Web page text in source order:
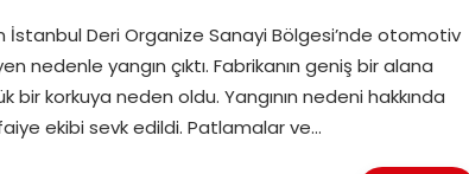
İstanbul Deri Organize Sanayi Bölgesi’nde otomotiv
yangın çıktı. Fabrikanın geniş bir alana
korkuya neden oldu. Yangının nedeni hakkında
ekibi sevk edildi. Patlamalar ve…